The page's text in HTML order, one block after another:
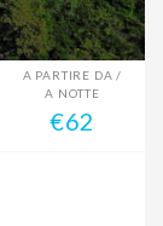
A PARTIRE DA /
A NOTTE
€62